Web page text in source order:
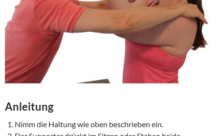
Anleitung
Nimm die Haltung wie oben beschrieben ein.